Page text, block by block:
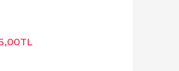
,00TL